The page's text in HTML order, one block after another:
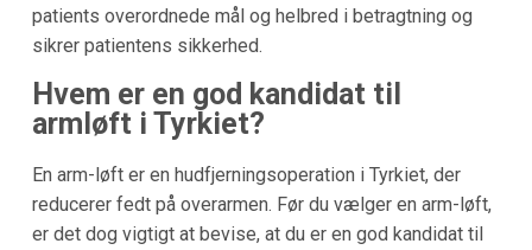
patients overordnede mål og helbred i betragtning og
sikrer patientens sikkerhed.
Hvem er en god kandidat til
armløft i Tyrkiet?
En arm-løft er en hudfjerningsoperation i Tyrkiet, der
reducerer fedt på overarmen. Før du vælger en arm-løft,
er det dog vigtigt at bevise, at du er en god kandidat til